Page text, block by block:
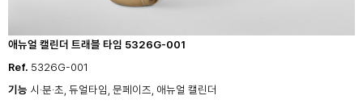
애뉴얼 캘린더 트래블 타임 5326G-001
Ref. 5326G-001
기능 시·분·초, 듀얼타임, 문페이즈, 애뉴얼 캘린더